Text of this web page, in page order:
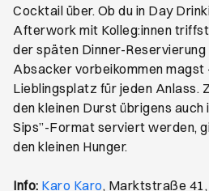
Cocktail über. Ob du in Day
Afterwork mit Kolleg:innen
der späten Dinner-
Absacker vorbeikommen magst
Lieblingsplatz für jeden Anlass.
den kleinen Durst übrigens auch
Sips”-Format serviert werden,
den kleinen Hunger.
Info: Karo KaroÖffnet ein neues
, Marktstraße